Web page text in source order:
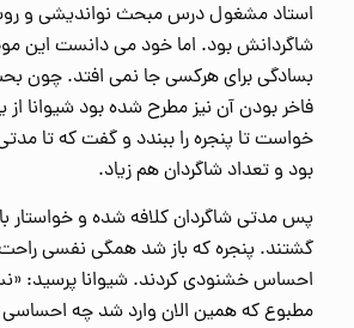
استاد مشغول درس مبحث نواندیشی و
شاگردانش بود. اما خود می دانست این
بسادگی برای هرکسی جا نمی افتد. چون
فاخر بودن آن نیز مطرح شده بود شیوانا از
خواست تا پنجره را ببندد و گفت که تا
بود و تعداد شاگردان هم زیاد.
پس مدتی شاگردان کلافه شده و خواستار
گشتند. پنجره که باز شد همگی نفسی
احساس خشنودی کردند. شیوانا پرسید:
مطبوع که همین الان وارد شد چه احساسی